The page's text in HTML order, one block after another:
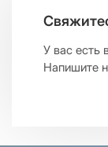
У вас есть
Напишите